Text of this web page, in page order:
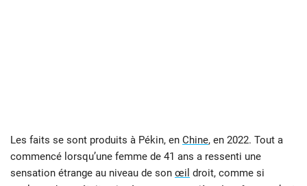
Les faits se sont produits à Pékin, en Chine, en 2022. Tout a
commencé lorsqu’une femme de 41 ans a ressenti une
sensation étrange au niveau de son œil droit, comme si